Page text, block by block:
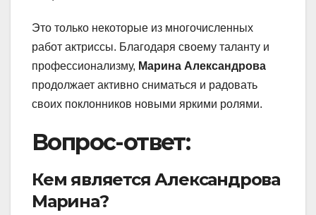
Это только некоторые из многочисленных
работ актриссы. Благодаря своему таланту и
профессионализму, Марина Александрова
продолжает активно сниматься и радовать
своих поклонников новыми яркими ролями.
Вопрос-ответ:
Кем является Александрова
Марина?